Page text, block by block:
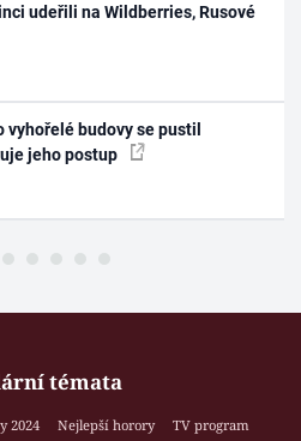
udeřili na Wildberries, Rusové
vyhořelé budovy se pustil
jeho postup
témata
2024 Nejlepší horory
TV program